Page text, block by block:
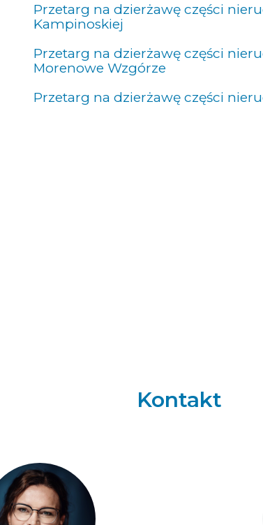
Przetarg na dzierżawę części
Kampinoskiej
Przetarg na dzierżawę części
Morenowe Wzgórze
Przetarg na dzierżawę części
Kontakt